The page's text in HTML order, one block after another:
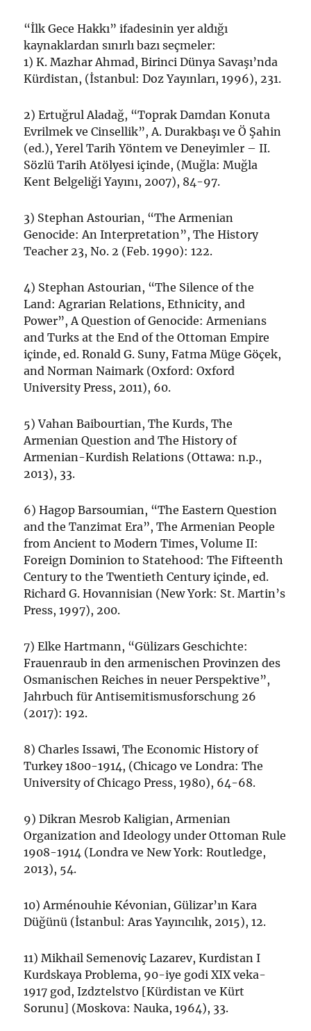
“İlk Gece Hakkı” ifadesinin yer aldığı
kaynaklardan sınırlı bazı seçmeler:
1) K. Mazhar Ahmad, Birinci Dünya Savaşı’nda
Kürdistan, (İstanbul: Doz Yayınları, 1996), 231.
2) Ertuğrul Aladağ, “Toprak Damdan Konuta
Evrilmek ve Cinsellik”, A. Durakbaşı ve Ö Şahin
(ed.), Yerel Tarih Yöntem ve Deneyimler – II.
Sözlü Tarih Atölyesi içinde, (Muğla: Muğla
Kent Belgeliği Yayını, 2007), 84-97.
3) Stephan Astourian, “The Armenian
Genocide: An Interpretation”, The History
Teacher 23, No. 2 (Feb. 1990): 122.
4) Stephan Astourian, “The Silence of the
Land: Agrarian Relations, Ethnicity, and
Power”, A Question of Genocide: Armenians
and Turks at the End of the Ottoman Empire
içinde, ed. Ronald G. Suny, Fatma Müge Göçek,
and Norman Naimark (Oxford: Oxford
University Press, 2011), 60.
5) Vahan Baibourtian, The Kurds, The
Armenian Question and The History of
Armenian-Kurdish Relations (Ottawa: n.p.,
2013), 33.
6) Hagop Barsoumian, “The Eastern Question
and the Tanzimat Era”, The Armenian People
from Ancient to Modern Times, Volume II:
Foreign Dominion to Statehood: The Fifteenth
Century to the Twentieth Century içinde, ed.
Richard G. Hovannisian (New York: St. Martin’s
Press, 1997), 200.
7) Elke Hartmann, “Gülizars Geschichte:
Frauenraub in den armenischen Provinzen des
Osmanischen Reiches in neuer Perspektive”,
Jahrbuch für Antisemitismusforschung 26
(2017): 192.
8) Charles Issawi, The Economic History of
Turkey 1800-1914, (Chicago ve Londra: The
University of Chicago Press, 1980), 64-68.
9) Dikran Mesrob Kaligian, Armenian
Organization and Ideology under Ottoman Rule
1908-1914 (Londra ve New York: Routledge,
2013), 54.
10) Arménouhie Kévonian, Gülizar’ın Kara
Düğünü (İstanbul: Aras Yayıncılık, 2015), 12.
11) Mikhail Semenoviç Lazarev, Kurdistan I
Kurdskaya Problema, 90-iye godi XIX veka-
1917 god, Izdztelstvo [Kürdistan ve Kürt
Sorunu] (Moskova: Nauka, 1964), 33.